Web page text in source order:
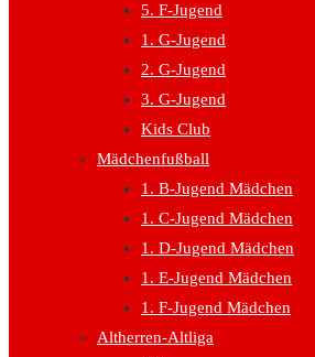
5. F-Jugend
1. G-Jugend
2. G-Jugend
3. G-Jugend
Kids Club
Mädchenfußball
1. B-Jugend Mädchen
1. C-Jugend Mädchen
1. D-Jugend Mädchen
1. E-Jugend Mädchen
1. F-Jugend Mädchen
Altherren-Altliga